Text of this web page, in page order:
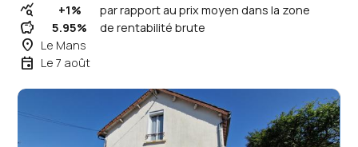
query_stats +1% par rapport au prix moyen dans la zone
savings 5.95% de rentabilité brute
place Le Mans
event Le 7 août